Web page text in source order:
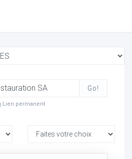
Go!
Lien permanent